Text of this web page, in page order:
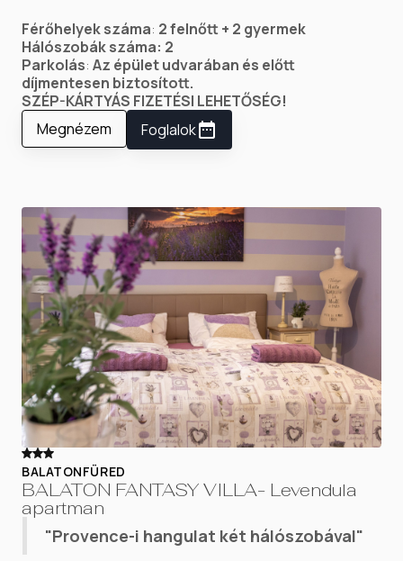
Férőhelyek száma: 2 felnőtt + 2 gyermek
Hálószobák száma: 2
Parkolás: Az épület udvarában és előtt
díjmentesen biztosított.
SZÉP-KÁRTYÁS FIZETÉSI LEHETŐSÉG!
Megnézem
Foglalok
BALATONFÜRED
BALATON FANTASY VILLA- Levendula
apartman
"Provence-i hangulat két hálószobával"